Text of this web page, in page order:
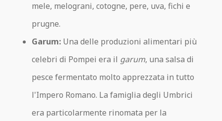
mele, melograni, cotogne, pere, uva, fichi e
prugne.
Garum: Una delle produzioni alimentari più
celebri di Pompei era il garum, una salsa di
pesce fermentato molto apprezzata in tutto
l'Impero Romano. La famiglia degli Umbrici
era particolarmente rinomata per la